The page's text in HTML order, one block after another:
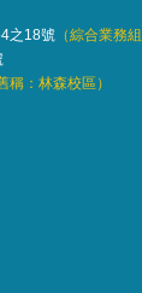
之18號 （綜合業務組
稱：林森校區）